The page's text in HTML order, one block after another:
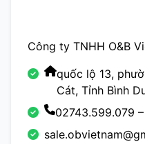
Công ty TNHH O&B
quốc lộ 13,
Cát, Tỉnh Bình
02743.599.079